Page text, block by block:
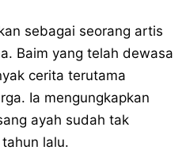
sebagai seorang artis
Baim yang telah dewasa
cerita terutama
Ia mengungkapkan
ayah sudah tak
lalu.